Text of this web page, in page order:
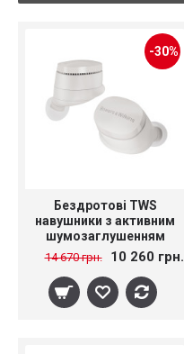
-30%
Бездротові TWS
навушники з активним
шумозаглушенням
Bowers & Wilkins Pi6
14 670 грн. 10 260 грн.